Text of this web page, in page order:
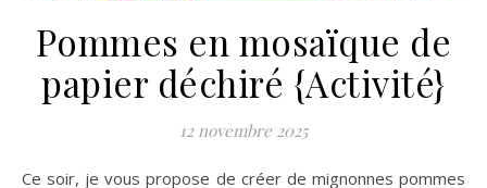
Pommes en mosaïque de
papier déchiré {Activité}
12 novembre 2025
Ce soir, je vous propose de créer de mignonnes pommes